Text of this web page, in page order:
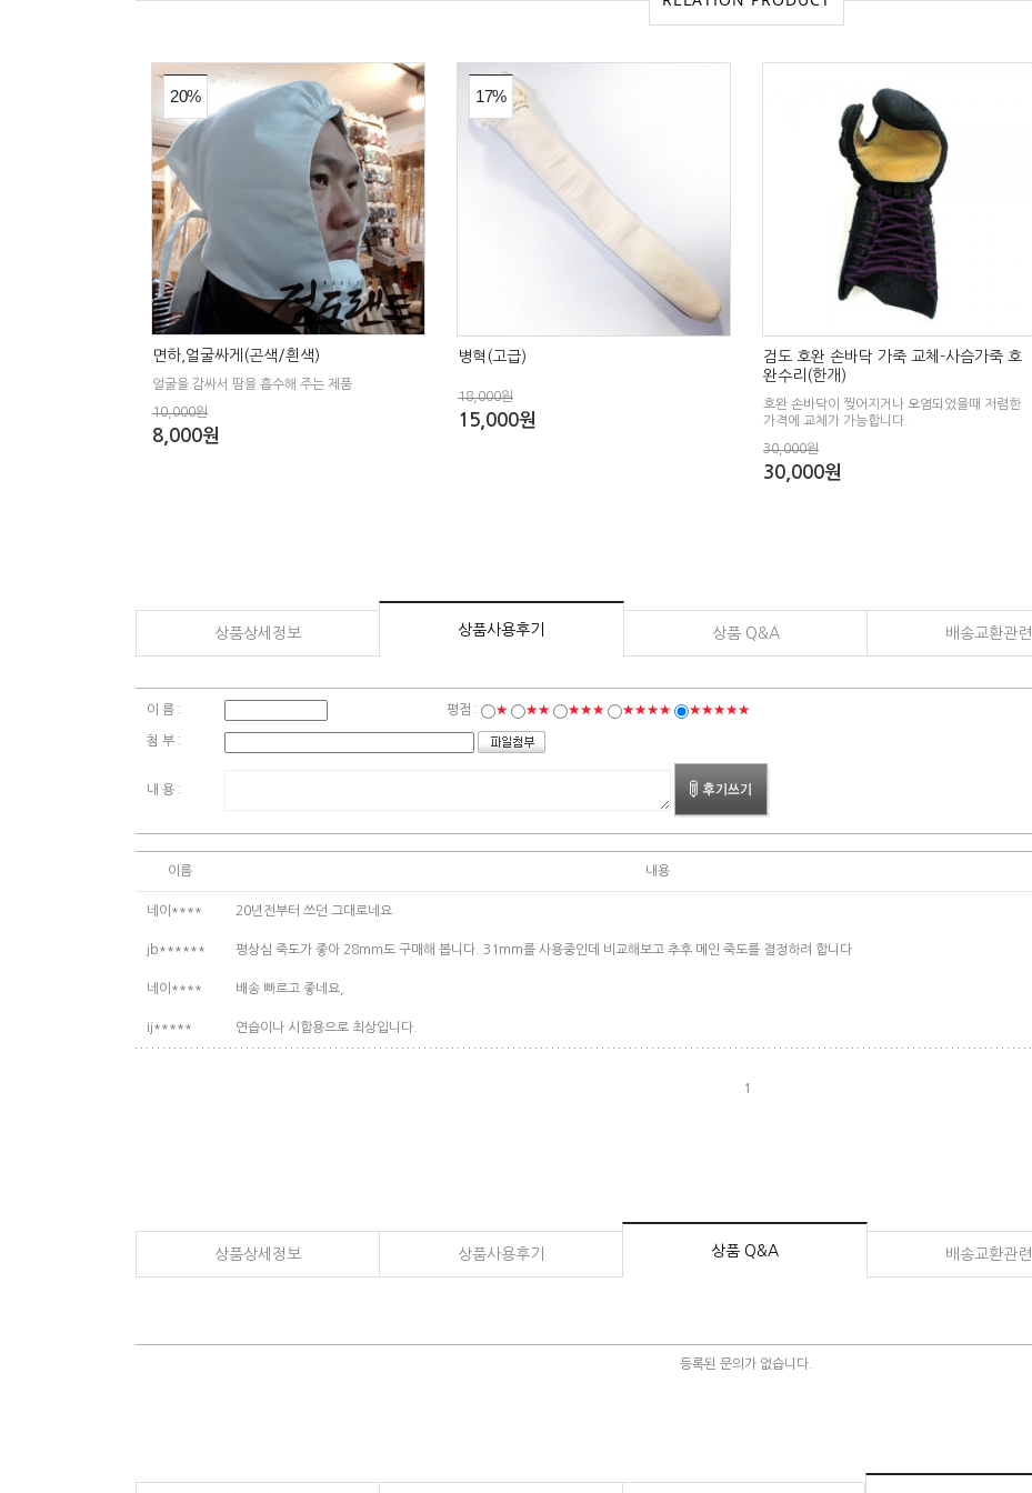
20%
면하,얼굴싸게(곤색/흰색)
얼굴을 감싸서 땀을 흡수해 주는 제품
10,000원
8,000원
17%
병혁(고급)
18,000원
15,000원
검도 호완 손바닥 가죽 교체-사슴가죽 호
완수리(한개)
호완 손바닥이 찢어지거나 오염되었을때 저렴한
가격에 교체가 가능합니다.
30,000원
30,000원
상품상세정보 상품사용후기 상품 Q&A 배송교환관련
이 름 : 평점 : ★ ★★ ★★★ ★★★★ ★★★★★
첨 부 :
내 용 :
이름 내용
네이**** 20년전부터 쓰던 그대로네요
jb****** 평상심 죽도가 좋아 28mm도 구매해 봅니다. 31mm를 사용중인데 비교해보고 추후 메인 죽도를 결정하려 합니다
네이**** 배송 빠르고 좋네요,
ij***** 연습이나 시합용으로 최상입니다.
1
상품상세정보 상품사용후기 상품 Q&A 배송교환관련
등록된 문의가 없습니다.